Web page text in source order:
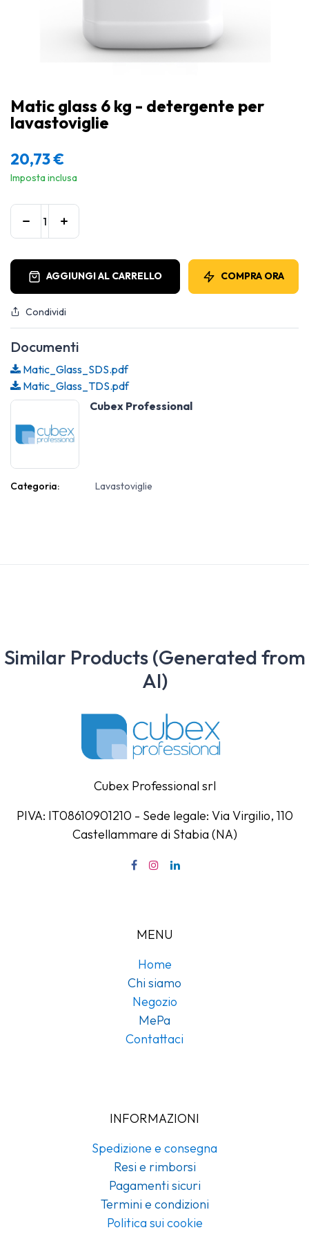
Matic glass 6 kg - detergente per
lavastoviglie
20,73€
Imposta inclusa
AGGIUNGI AL CARRELLO COMPRA ORA
Condividi
Documenti
Matic_Glass_SDS.pdf
Matic_Glass_TDS.pdf
Cubex Professional
Categoria: Lavastoviglie
Similar Products (Generated from
AI)
Cubex Professional srl
PIVA: IT08610901210 - Sede legale: Via Virgilio, 110
Castellammare di Stabia (NA)
MENU
Home
Chi siamo
Negozio
MePa
Contattaci
INFORMAZIONI
Spedizione e consegna
Resi e rimborsi
Pagamenti sicuri
Termini e condizioni
Politica sui cookie